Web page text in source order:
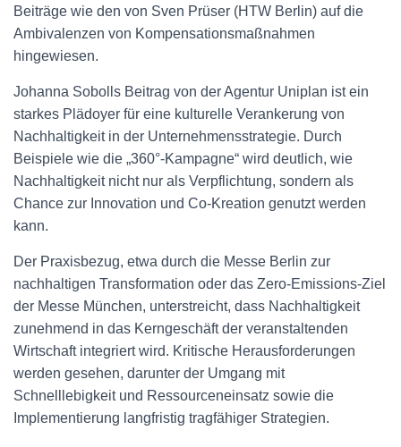
Beiträge wie den von Sven Prüser (HTW Berlin) auf die
Ambivalenzen von Kompensationsmaßnahmen
hingewiesen.
Johanna Sobolls Beitrag von der Agentur Uniplan ist ein
starkes Plädoyer für eine kulturelle Verankerung von
Nachhaltigkeit in der Unternehmensstrategie. Durch
Beispiele wie die „360°-Kampagne“ wird deutlich, wie
Nachhaltigkeit nicht nur als Verpflichtung, sondern als
Chance zur Innovation und Co-Kreation genutzt werden
kann.
Der Praxisbezug, etwa durch die Messe Berlin zur
nachhaltigen Transformation oder das Zero-Emissions-Ziel
der Messe München, unterstreicht, dass Nachhaltigkeit
zunehmend in das Kerngeschäft der veranstaltenden
Wirtschaft integriert wird. Kritische Herausforderungen
werden gesehen, darunter der Umgang mit
Schnelllebigkeit und Ressourceneinsatz sowie die
Implementierung langfristig tragfähiger Strategien.